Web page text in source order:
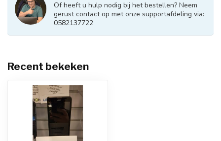
Of heeft u hulp nodig bij het bestellen? Neem
gerust contact op met onze supportafdeling via:
0582137722
Recent bekeken